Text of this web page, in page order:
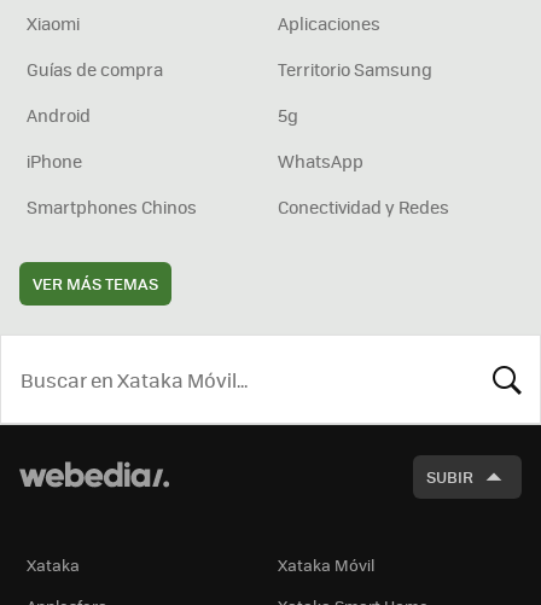
Xiaomi
Aplicaciones
Guías de compra
Territorio Samsung
Android
5g
iPhone
WhatsApp
Smartphones Chinos
Conectividad y Redes
VER MÁS TEMAS
SUBIR
Xataka
Xataka Móvil